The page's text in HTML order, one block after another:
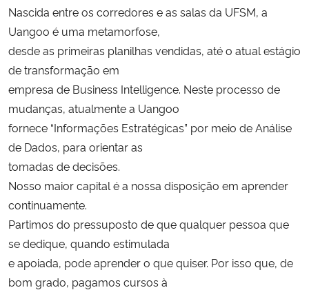
Ministério da Cidadania
Ministério da Saúde
Ministério de Minas e Energia
Ministério do Meio Ambiente
Ministério do Turismo
Ministério do Desenvolvimento Regional
Controladoria-Geral da União
Nascida entre os corredores e as salas da UFSM, a
Uangoo é uma metamorfose,
desde as primeiras planilhas vendidas, até o atual estágio
de transformação em
empresa de Business Intelligence. Neste processo de
mudanças, atualmente a Uangoo
fornece “Informações Estratégicas” por meio de Análise
de Dados, para orientar as
tomadas de decisões.
Nosso maior capital é a nossa disposição em aprender
continuamente.
Partimos do pressuposto de que qualquer pessoa que
se dedique, quando estimulada
e apoiada, pode aprender o que quiser. Por isso que, de
bom grado, pagamos cursos à